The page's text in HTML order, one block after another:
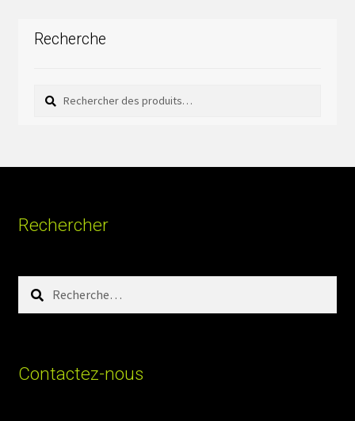
Recherche
Rechercher :
Rechercher
Rechercher
Rechercher :
Contactez-nous